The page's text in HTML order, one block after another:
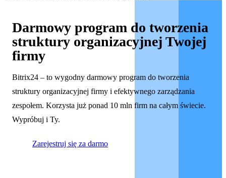
Darmowy program do tworzenia
struktury organizacyjnej Twojej
firmy
Bitrix24 – to wygodny darmowy program do tworzenia
struktury organizacyjnej firmy i efektywnego zarządzania
zespołem. Korzysta już ponad 10 mln firm na całym świecie.
Wypróbuj i Ty.
Zarejestruj się za darmo